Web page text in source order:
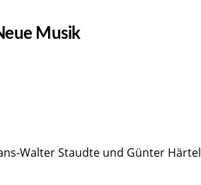
Musik
Walter Staudte und Günter Härtel